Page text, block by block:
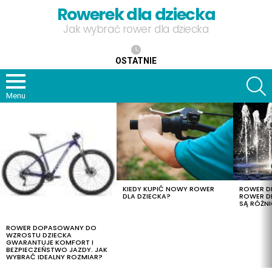
Rowerek dla dziecka
Jak wybrać rower dla dziecka
OSTATNIE
Menu
ROWER DOPASOWANY DO
WZROSTU DZIECKA
GWARANTUJE KOMFORT I
BEZPIECZEŃSTWO JAZDY. JAK
WYBRAĆ IDEALNY ROZMIAR?
KIEDY KUPIĆ NOWY ROWER
DLA DZIECKA?
ROWER
ROWER
SĄ